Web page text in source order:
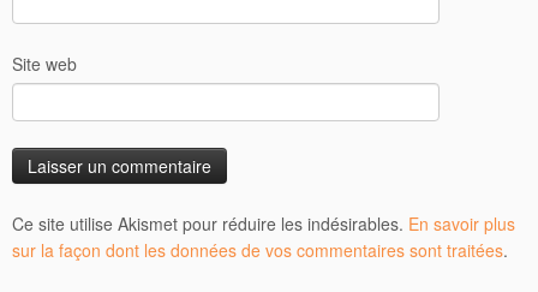
Site web
Ce site utilise Akismet pour réduire les indésirables. En savoir plus
sur la façon dont les données de vos commentaires sont traitées.